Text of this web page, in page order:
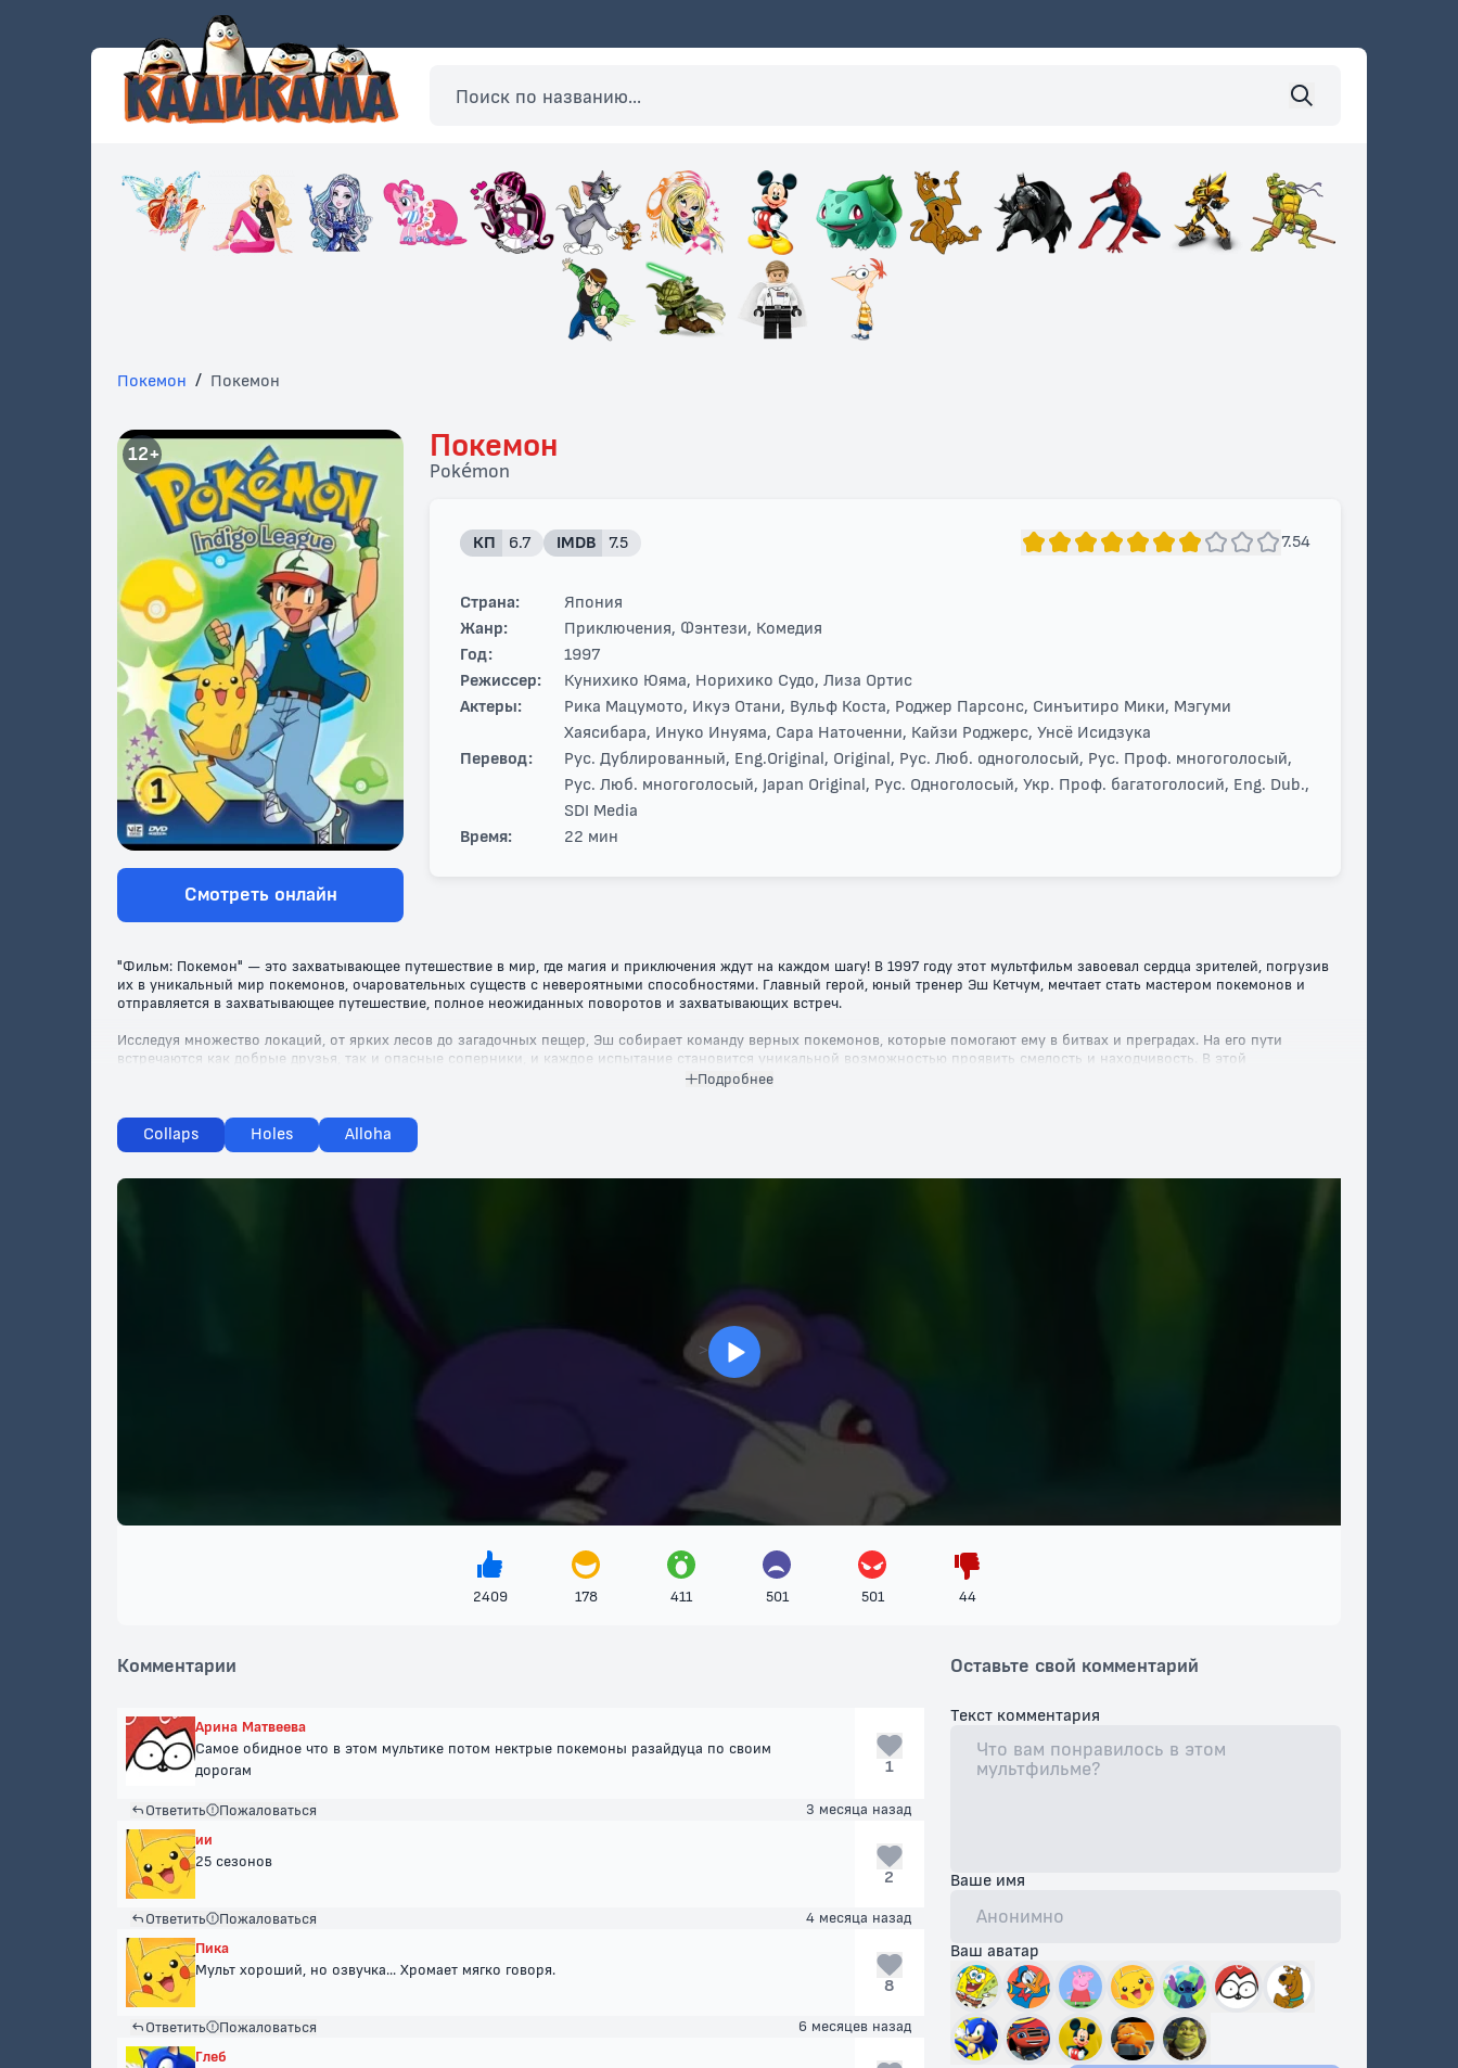
Покемон / Покемон
12+
Смотреть онлайн
Покемон
Pokémon
КП 6.7 IMDB 7.5 7.54
Страна:
Япония
Жанр:
Приключения, Фэнтези, Комедия
Год:
1997
Режиссер:
Кунихико Юяма, Норихико Судо, Лиза Ортис
Актеры:
Рика Мацумото, Икуэ Отани, Вульф Коста, Роджер Парсонс, Синъитиро Мики, Мэгуми
Хаясибара, Инуко Инуяма, Сара Наточенни, Кайзи Роджерс, Унсё Исидзука
Перевод:
Рус. Дублированный, Eng.Original, Original, Рус. Люб. одноголосый, Рус. Проф. многоголосый,
Рус. Люб. многоголосый, Japan Original, Рус. Одноголосый, Укр. Проф. багатоголосий, Eng. Dub.,
SDI Media
Время:
22 мин
"Фильм: Покемон" — это захватывающее путешествие в мир, где магия и приключения ждут на каждом шагу! В 1997 году этот мультфильм завоевал сердца зрителей, погрузив
их в уникальный мир покемонов, очаровательных существ с невероятными способностями. Главный герой, юный тренер Эш Кетчум, мечтает стать мастером покемонов и
отправляется в захватывающее путешествие, полное неожиданных поворотов и захватывающих встреч.
Исследуя множество локаций, от ярких лесов до загадочных пещер, Эш собирает команду верных покемонов, которые помогают ему в битвах и преградах. На его пути
встречаются как добрые друзья, так и опасные соперники, и каждое испытание становится уникальной возможностью проявить смелость и находчивость. В этой
захватывающей истории настоящая дружба и верность друг другу становятся определяющими факторами на пути к победе.
"Фильм: Покемон" — это не только комедийные моменты и яркие сражения, но и важные уроки о дружбе, работе в команде и стремлении к своей мечте. Присоединяйтесь к
Эшу и его покемонам в этом удивительном приключении и узнайте, насколько далеко может завести чистое сердце и верное дружеское плечо! Не упустите возможность
увидеть этот невероятный фильм и погрузиться в мир покемонов бесплатно!
Подробнее
Collaps Holes Alloha
>
2409 178 411 501 501 44
Комментарии
Арина Матвеева
Самое обидное что в этом мультике потом нектрые покемоны разайдуца по своим
дорогам
1
Ответить Пожаловаться
3 месяца назад
ии
25 сезонов
2
Ответить Пожаловаться
4 месяца назад
Пика
Мульт хороший, но озвучка... Хромает мягко говоря.
8
Ответить Пожаловаться
6 месяцев назад
Глеб
Оставьте свой комментарий
Текст комментария
Ваше имя
Ваш аватар